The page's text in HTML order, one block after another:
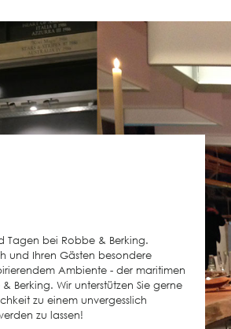
Tagen bei Robbe & Berking.
und Ihren Gästen besondere
Ambiente - der maritimen
Berking. Wir unterstützen Sie gerne
zu einem unvergesslich
zu lassen!